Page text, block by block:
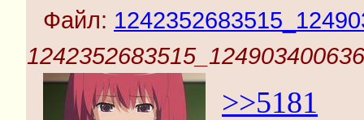
Файл:
>>5181